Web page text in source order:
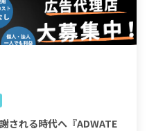
される時代へ『ADWATE